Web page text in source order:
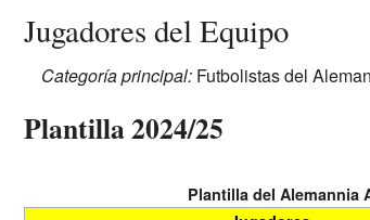
Jugadores del Equipo
Categoría principal:Futbolistas del
Plantilla 2024/25
Plantilla del Alemannia